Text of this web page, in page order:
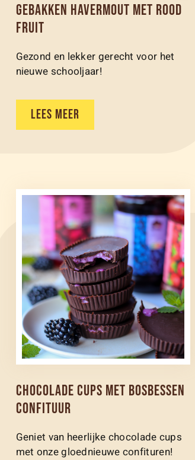
GEBAKKEN HAVERMOUT MET ROOD
FRUIT
Gezond en lekker gerecht voor het
nieuwe schooljaar!
LEES MEER
CHOCOLADE CUPS MET BOSBESSEN
CONFITUUR
Geniet van heerlijke chocolade cups
met onze gloednieuwe confituren!